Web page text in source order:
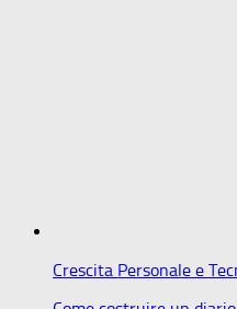
Crescita Personale e